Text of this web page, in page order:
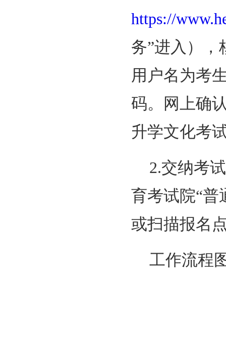
https://
务”进入），
用户名为考
码。网上确
升学文化考
2.交纳考
育考试院“普
或扫描报名
工作流程